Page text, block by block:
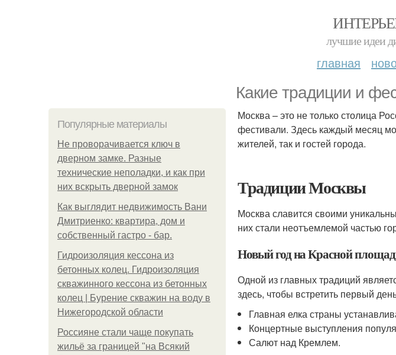
лучшие идеи
главная
Какие традиции и
Популярные материалы
Не проворачивается ключ в
дверном замке. Разные
технические неполадки, и как при
них вскрыть дверной замок
Как выглядит недвижимость Вани
Дмитриенко: квартира, дом и
собственный гастро - бар.
Гидроизоляция кессона из
бетонных колец. Гидроизоляция
скважинного кессона из бетонных
колец | Бурение скважин на воду в
Нижегородской области
Россияне стали чаще покупать
жильё за границей "на Всякий
Москва – это не только столица
фестивали. Здесь каждый месяц
жителей, так и гостей города.
Традиции Москвы
Москва славится своими
них стали неотъемлемой частью
Новый год на Красной
Одной из главных традиций
здесь, чтобы встретить первый
Главная елка страны
Концертные выступления
Салют над Кремлем.